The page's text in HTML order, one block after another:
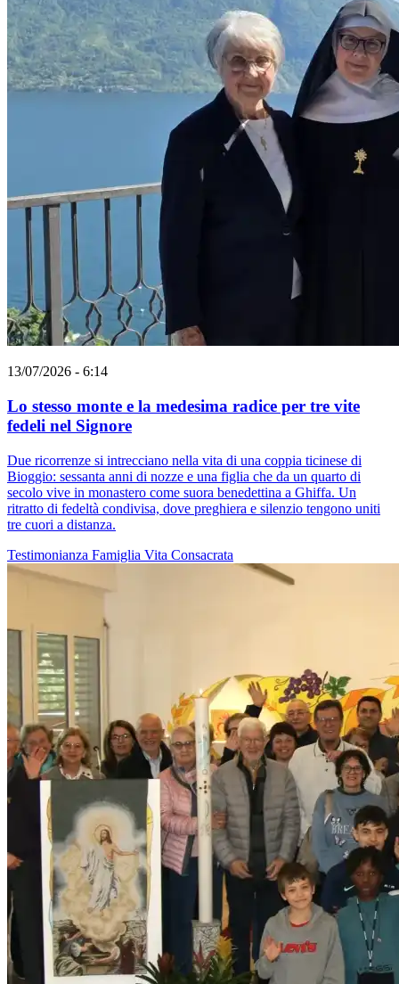
13/07/2026 - 6:14
Lo stesso monte e la medesima radice per tre vite
fedeli nel Signore
Due ricorrenze si intrecciano nella vita di una coppia ticinese di
Bioggio: sessanta anni di nozze e una figlia che da un quarto di
secolo vive in monastero come suora benedettina a Ghiffa. Un
ritratto di fedeltà condivisa, dove preghiera e silenzio tengono uniti
tre cuori a distanza.
Testimonianza Famiglia Vita Consacrata